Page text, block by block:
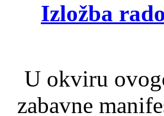
Izložba
U okviru
zabavne